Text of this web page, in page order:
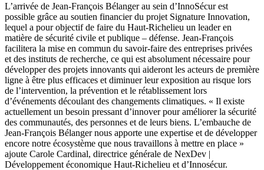
L’arrivée de Jean-François Bélanger au sein d’InnoSécur est
possible grâce au soutien financier du projet Signature Innovation,
lequel a pour objectif de faire du Haut-Richelieu un leader en
matière de sécurité civile et publique – défense. Jean-François
facilitera la mise en commun du savoir-faire des entreprises privées
et des instituts de recherche, ce qui est absolument nécessaire pour
développer des projets innovants qui aideront les acteurs de première
ligne à être plus efficaces et diminuer leur exposition au risque lors
de l’intervention, la prévention et le rétablissement lors
d’événements découlant des changements climatiques. « Il existe
actuellement un besoin pressant d’innover pour améliorer la sécurité
des communautés, des personnes et de leurs biens. L’embauche de
Jean-François Bélanger nous apporte une expertise et de développer
encore notre écosystème que nous travaillons à mettre en place »
ajoute Carole Cardinal, directrice générale de NexDev |
Développement économique Haut-Richelieu et d’Innosécur.